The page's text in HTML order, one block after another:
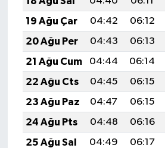
19 Ağu Çar
04:42 06:12
20 Ağu Per
04:43 06:13
21 Ağu Cum
04:44 06:14
22 Ağu Cts
04:45 06:15
23 Ağu Paz
04:47 06:15
24 Ağu Pts
04:48 06:16
25 Ağu Sal
04:49 06:17